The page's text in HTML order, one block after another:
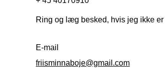
Ring og læg besked, hvis jeg ikke er
E-mail
friisminnaboje@gmail.com